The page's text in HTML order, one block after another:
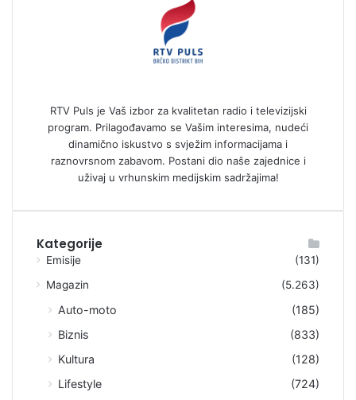
RTV Puls je Vaš izbor za kvalitetan radio i televizijski
program. Prilagođavamo se Vašim interesima, nudeći
dinamično iskustvo s svježim informacijama i
raznovrsnom zabavom. Postani dio naše zajednice i
uživaj u vrhunskim medijskim sadržajima!
Kategorije
Emisije
(131)
Magazin
(5.263)
Auto-moto
(185)
Biznis
(833)
Kultura
(128)
Lifestyle
(724)